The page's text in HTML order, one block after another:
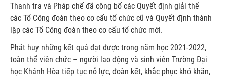
Thanh tra và Pháp chế đã công bố các Quyết định giải thể
các Tổ Công đoàn theo cơ cấu tổ chức cũ và Quyết định thành
lập các Tổ Công đoàn theo cơ cấu tổ chức mới.
Phát huy những kết quả đạt được trong năm học 2021-2022,
toàn thể viên chức – người lao động và sinh viên Trường Đại
học Khánh Hòa tiếp tục nỗ lực, đoàn kết, khắc phục khó khăn,